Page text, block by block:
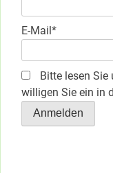
E-Mail*
Bitte lesen Sie
willigen Sie ein in